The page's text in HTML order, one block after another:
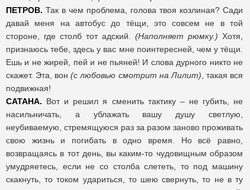
ПЕТРОВ. Так в чем проблема, голова твоя козлиная? Сади
давай меня на автобус до тёщи, это совсем не в той
стороне, где столб тот адский. (Наполняет рюмку.) Хотя,
признаюсь тебе, здесь у вас мне поинтересней, чем у тёщи.
Ешь и не жирей, пей и не пьяней! И слова дурного никто не
скажет. Эта, вон(с любовью смотрит на Лилит) , такая вся
подвижная!
САТАНА. Вот и решил я сменить тактику – не губить, не
насильничать, а ублажать вашу душу светлую,
неубиваемую, стремящуюся раз за разом заново проживать
свою жизнь и погибать в одно время. Но всё равно,
возвращаясь в тот день, вы каким-то чудовищным образом
умудряетесь, если не со столба слететь, то под машину
скакнуть, то током удариться, то шею свернуть, то не в ту